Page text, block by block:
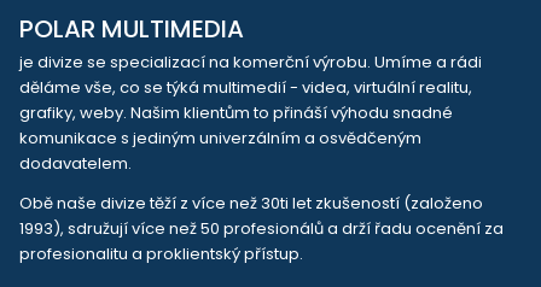
POLAR MULTIMEDIA
je divize se specializací na komerční výrobu. Umíme a rádi
děláme vše, co se týká multimedií - videa, virtuální realitu,
grafiky, weby. Našim klientům to přináší výhodu snadné
komunikace s jediným univerzálním a osvědčeným
dodavatelem.
Obě naše divize těží z více než 30ti let zkušeností (založeno
1993), sdružují více než 50 profesionálů a drží řadu ocenění za
profesionalitu a proklientský přístup.